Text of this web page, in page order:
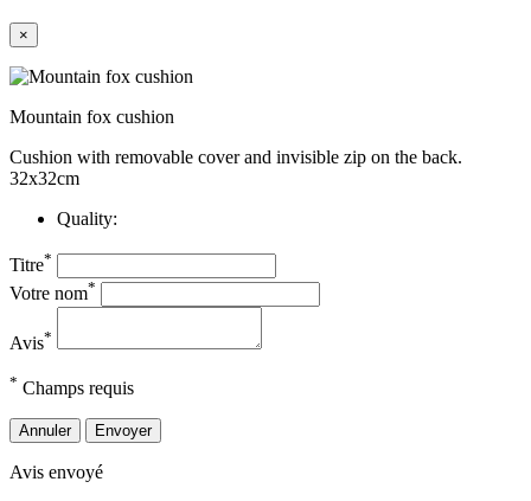
×
Mountain fox cushion
Cushion with removable cover and invisible zip on the back.
32x32cm
Quality:
Titre*
Votre nom*
Avis*
* Champs requis
Annuler Envoyer
Avis envoyé